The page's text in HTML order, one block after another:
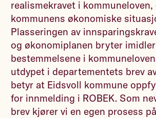
realismekravet i
kommunens økonomiske
Plasseringen av
og økonomiplanen bryter
bestemmelsene i
utdypet i departementets brev
betyr at Eidsvoll kommune
for innmelding i ROBEK. Som
brev kjører vi en egen prosess